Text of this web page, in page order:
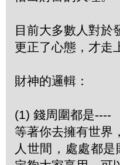
目前大多數人對於
更正了心態，才走
財神的邏輯：
(1) 錢周圍都是----
等著你去擁有世界
人世間，處處都